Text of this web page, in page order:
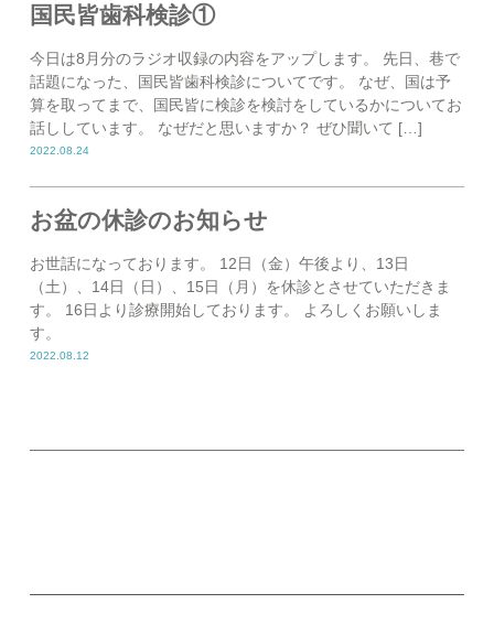
国民皆歯科検診①
今日は8月分のラジオ収録の内容をアップします。 先日、巷で
話題になった、国民皆歯科検診についてです。 なぜ、国は予
算を取ってまで、国民皆に検診を検討をしているかについてお
話ししています。 なぜだと思いますか？ ぜひ聞いて […]
2022.08.24
お盆の休診のお知らせ
お世話になっております。 12日（金）午後より、13日
（土）、14日（日）、15日（月）を休診とさせていただきま
す。 16日より診療開始しております。 よろしくお願いしま
す。
2022.08.12